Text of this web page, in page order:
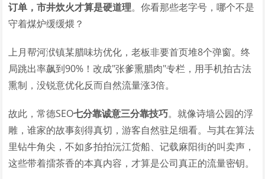
订单，市井炊火才算是硬道理。你看那些老字号，哪个不是
守着煤炉缓缓煨？
上月帮河洑镇某腊味坊优化，老板非要首页堆8个弹窗。终
局跳出率飙到90%！改成"张爹熏腊肉"专栏，用手机拍古法
熏制，没锐意优化反而自然流量涨3倍。
故此，常德SEO七分靠诚意三分靠技巧。就像诗墙公园的浮
雕，谁家的故事刻得真切，游客自然驻足细看。与其在算法
里钻牛角尖，不如多拍拍沅江货船、记载麻阳街的叫卖声，
这些带着擂茶香的本真内容，才算是公司真正的流量密钥。